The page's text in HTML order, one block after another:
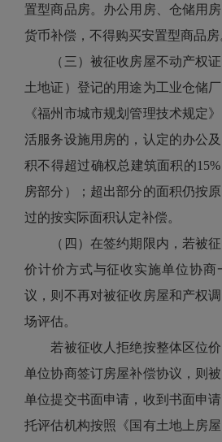
置型商品房。办公用房、仓储用
货币补偿，不得购买安置型商品房
（三）被征收房屋不动产权证
土地证）登记的用途为工业仓储
《福州市城市规划管理技术规定
活服务设施用房的，认定的办公
积不得超过确权总建筑面积的
房部分）；超出部分的面积仍按
过的按实际面积认定补偿。
（四）在签约期限内，若被征
价计价方式与征收实施单位协商
议，则不再对被征收房屋和产权
场评估。
若被征收人拒绝按整体区位价
单位协商签订房屋补偿协议，则
单位提交书面申请，收到书面申
托评估机构按照《国有土地上房